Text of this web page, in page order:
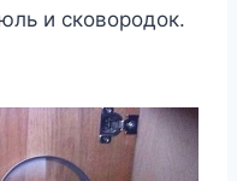
и сковородок.